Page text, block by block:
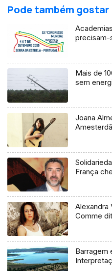
Pode também gostar
precisam-
Mais de
sem
Joana
França
Alexandra
Comme
Barragem